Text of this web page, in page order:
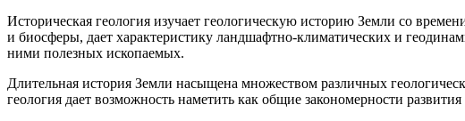
Историческая геология изучает геологическую историю Земли со
и биосферы, дает характеристику ландшафтно-климатических и
ними полезных ископаемых.
Длительная история Земли насыщена множеством различных
геология дает возможность наметить как общие закономерности